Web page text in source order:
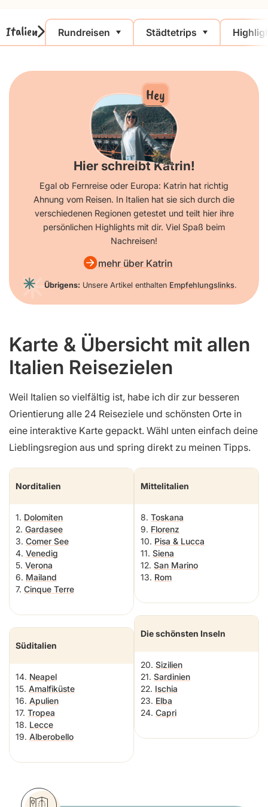
Italien Rundreisen Städtetrips
Hey
Hier schreibt Katrin!
Egal ob Fernreise oder Europa: Katrin hat richtig
Ahnung vom Reisen. In Italien hat sie sich durch die
verschiedenen Regionen getestet und teilt hier ihre
persönlichen Highlights mit dir. Viel Spaß beim
Nachreisen!
mehr über Katrin
Übrigens: Unsere Artikel enthalten Empfehlungslinks.
Karte & Übersicht mit allen
Italien Reisezielen
Weil Italien so vielfältig ist, habe ich dir zur besseren
Orientierung alle 24 Reiseziele und schönsten Orte in
eine interaktive Karte gepackt. Wähl unten einfach deine
Lieblingsregion aus und spring direkt zu meinen Tipps.
Norditalien
1. Dolomiten
2. Gardasee
3. Comer See
4. Venedig
5. Verona
6. Mailand
7. Cinque Terre
Süditalien
14. Neapel
15. Amalfiküste
16. Apulien
17. Tropea
18. Lecce
19. Alberobello
Mittelitalien
8. Toskana
9. Florenz
10. Pisa & Lucca
11. Siena
12. San Marino
13. Rom
Die schönsten Inseln
20. Sizilien
21. Sardinien
22. Ischia
23. Elba
24. Capri